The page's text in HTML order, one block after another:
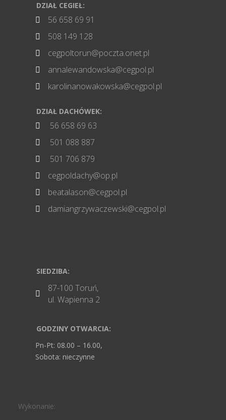
DZIAŁ CEGIEŁ:
 56 658 69 91
 508 149 128
 cegpoltorun@poczta.onet.pl
 annalewandowska@cegpol.pl
 karolinanowakowska@cegpol.pl
DZIAŁ DACHÓWEK:
 56 658 69 63
 501 088 887
 501 706 879
 cegpoldachy@op.pl
 beatalason@cegpol.pl
 damiangrzywaczewski@cegpol.pl
SIEDZIBA:

87-100 Toruń,
ul. Wapienna 2
GODZINY OTWARCIA:
Pn-Pt: 08.00 – 16.00,
Sobota: nieczynne
Wykonanie: